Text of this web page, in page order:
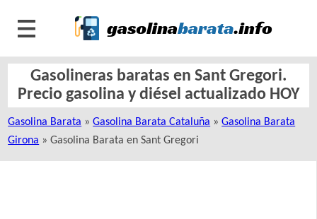
Gasolineras baratas en Sant Gregori.
Precio gasolina y diésel actualizado HOY
Gasolina Barata »Gasolina Barata Cataluña »Gasolina Barata
Girona » Gasolina Barata en Sant Gregori